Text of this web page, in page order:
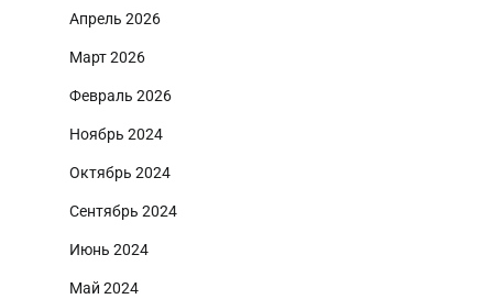
Апрель 2026
Март 2026
Февраль 2026
Ноябрь 2024
Октябрь 2024
Сентябрь 2024
Июнь 2024
Май 2024